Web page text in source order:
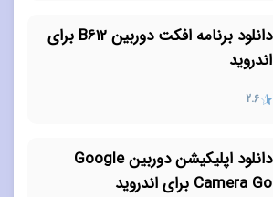
دانلود برنامه افکت دوربین B612 برای
اندروید
2.6
دانلود اپلیکیشن دوربین Google
Camera Go برای اندروید